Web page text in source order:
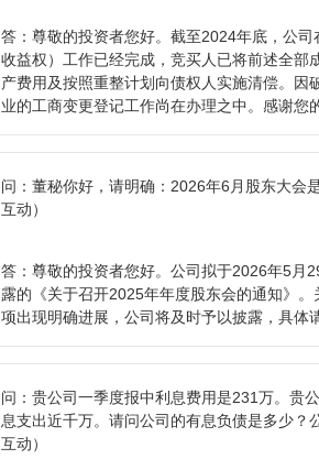
答： 尊敬的投资者您好。截至2024年底，公
收益权）工作已经完成，竞买人已将前述全
产费用及按照重整计划向债权人实施清偿。
业的工商变更登记工作尚在办理之中。感谢您
问： 董秘你好，请明确：2026年6月股东大会
互动）
答： 尊敬的投资者您好。公司拟于2026年5月
露的《关于召开2025年年度股东会的通知》
项出现明确进展，公司将及时予以披露，具体
问： 贵公司一季度报中利息费用是231万。贵
息支出近千万。请问公司的有息负债是多少？
互动）